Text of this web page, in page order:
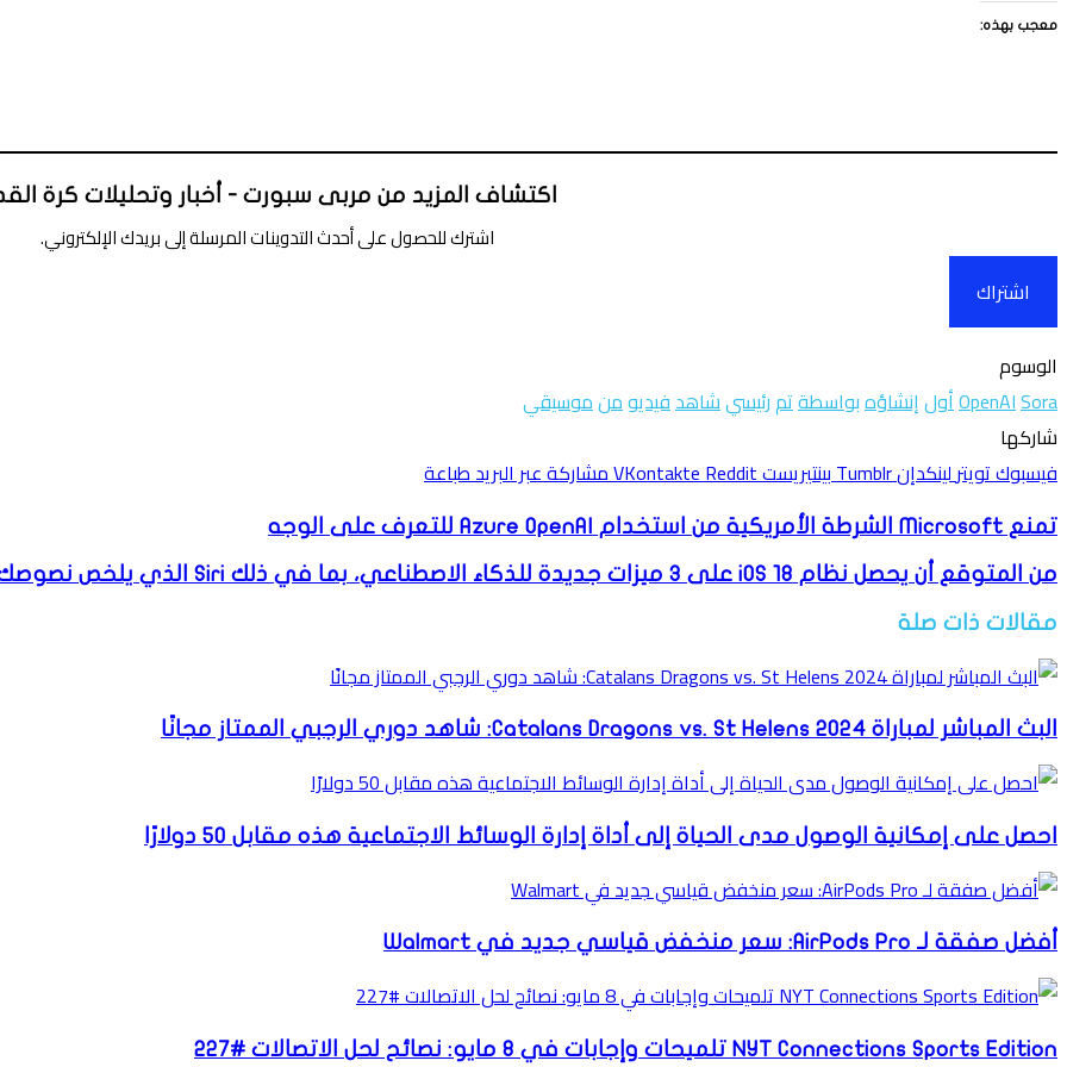
معجب بهذه:
اكتشاف المزيد من مربى سبورت - أخبار وتحليلات كرة
اشترك للحصول على أحدث التدوينات المرسلة إلى بريدك الإلكتروني.
اشتراك
الوسوم
OpenAISora أولإنشاؤهبواسطةتمرئيسيشاهدفيديومنموسيقي
فيسبوك
تويتر
لينكدإن
بينتيريست
واتساب
شاركها
فيسبوكتويترلينكدإن بينتيريست مشاركة عبر البريدطباعة
تمنع Microsoft الشرطة الأمريكية من استخدام Azure OpenAI للتعرف على الوجه
من المتوقع أن يحصل نظام iOS 18 على 3 ميزات جديدة للذكاء الاصطناعي، بما في ذلك Siri الذي يلخص نصوصك
مقالات ذات صلة
البث المباشر لمباراة Catalans Dragons vs. St Helens 2024: شاهد دوري الرجبي الممتاز مجانًا
احصل على إمكانية الوصول مدى الحياة إلى أداة إدارة الوسائط الاجتماعية هذه مقابل 50 دولارًا
أفضل صفقة لـ AirPods Pro: سعر منخفض قياسي جديد في Walmart
NYT Connections Sports Edition تلميحات وإجابات في 8 مايو: نصائح لحل الاتصالات #227